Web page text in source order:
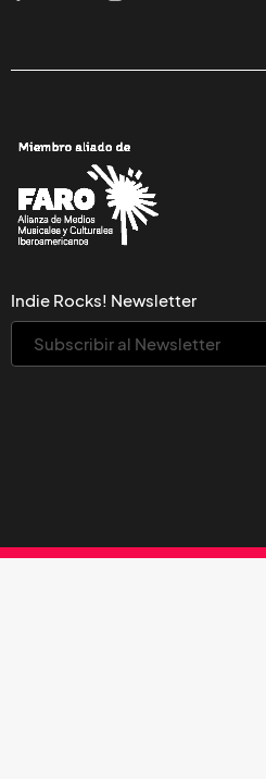
Indie Rocks! Newsletter